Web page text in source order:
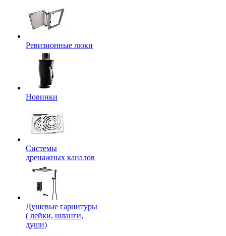
Ревизионные люки
Новинки
Системы
дренажных каналов
Душевые гарнитуры
( лейки, шланги,
души)